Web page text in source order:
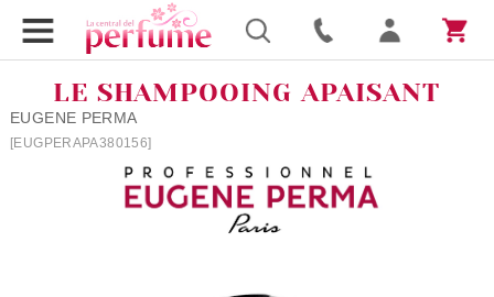
LE SHAMPOOING APAISANT
EUGENE PERMA
[EUGPERAPA380156]